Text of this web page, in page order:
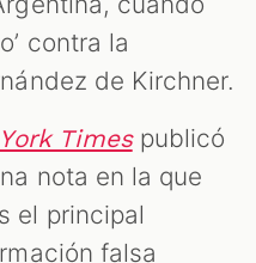
contra la
de Kirchner.
Timespublicó
nota en la que
el principal
falsa